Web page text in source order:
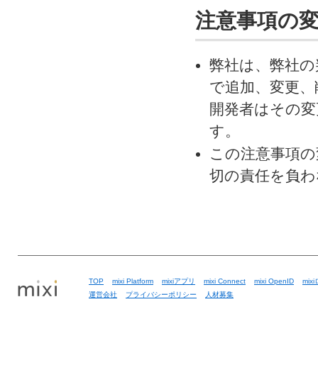
注意事項の
弊社は、弊社
で追加、変更
開発者はその
す。
この注意事項
切の責任を負
TOP mixi Platform mixiアプリ mixi Connect mixi OpenID
mixi
運営会社
プライバシーポリシー 人材募集